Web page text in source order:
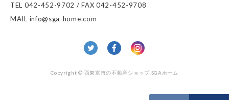
TEL 042-452-9702 / FAX 042-452-9708
MAIL info@sga-home.com
Copyright © 西東京市の不動産ショップ SGAホーム